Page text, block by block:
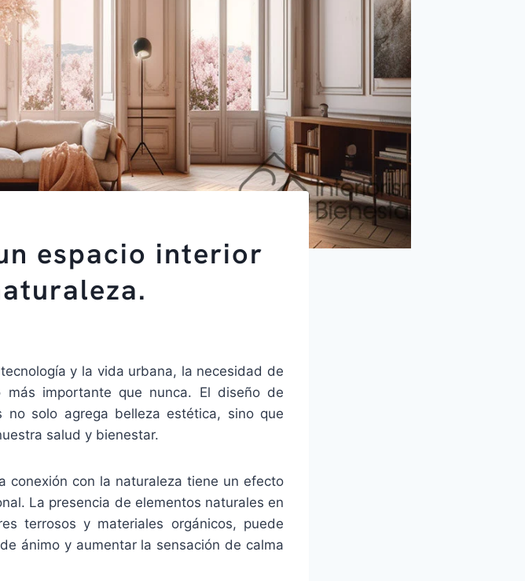
espacio interior
y la vida urbana, la necesidad de
importante que nunca. El diseño de
no solo agrega belleza estética, sino que
salud y bienestar.
conexión con la naturaleza tiene un efecto
La presencia de elementos naturales en
terrosos y materiales orgánicos, puede
ánimo y aumentar la sensación de calma